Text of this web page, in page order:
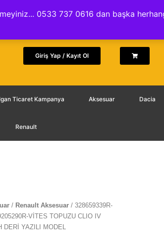
0533 737 0616 dan başka
Sözleşmesi İptal ve İade Politikası
Giriş Yap / Kayıt Ol
Ticaret Kampanya Aksesuar Dacia
Renault
/ Renault Aksesuar / 328659339R-
VİTES TOPUZU CLIO IV
DERİ YAZILI MODEL